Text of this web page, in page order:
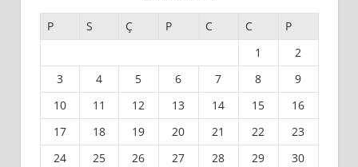
P S Ç P C C
P
1
2
3
4 5 6 7 8
9
10
11 12 13 14 15
16
17
18 19 20 21 22
23
24
25 26 27 28 29 30